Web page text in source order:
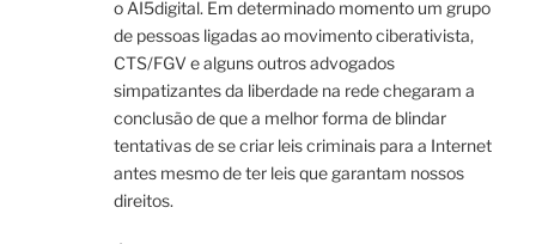
o AI5digital. Em determinado momento um grupo
de pessoas ligadas ao movimento ciberativista,
CTS/FGV e alguns outros advogados
simpatizantes da liberdade na rede chegaram a
conclusão de que a melhor forma de blindar
tentativas de se criar leis criminais para a Internet
antes mesmo de ter leis que garantam nossos
direitos.